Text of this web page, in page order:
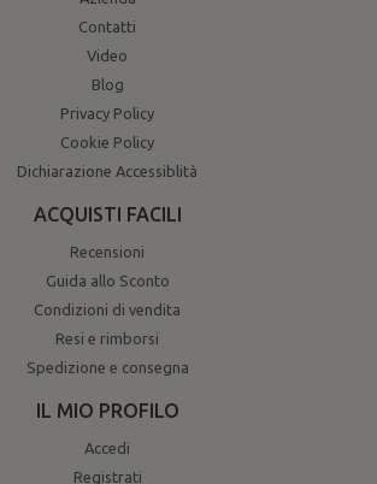
Contatti
Video
Blog
Privacy Policy
Cookie Policy
Dichiarazione Accessiblità
ACQUISTI FACILI
Recensioni
Guida allo Sconto
Condizioni di vendita
Resi e rimborsi
Spedizione e consegna
IL MIO PROFILO
Accedi
Registrati